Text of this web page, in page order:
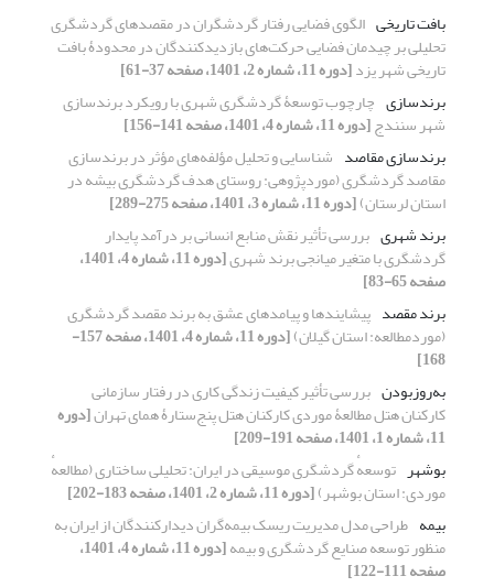
بافت تاریخی الگوی فضایی رفتار گردشگران در مقصدهای گردشگری
تحلیلی بر چیدمان فضایی حرکت‌های بازدیدکنندگان در محدودۀ بافت
تاریخی شهر یزد[دوره 11، شماره 2، 1401، صفحه 37-61]
برندسازی چارچوب توسعۀ گردشگری شهری با رویکرد برندسازی
شهر سنندج[دوره 11، شماره 4، 1401، صفحه 141-156]
برندسازی مقاصد شناسایی و تحلیل مؤلفه‌های مؤثر در برندسازی
مقاصد گردشگری (موردپژوهی: روستای هدف گردشگری بیشه در
استان لرستان)[دوره 11، شماره 3، 1401، صفحه 275-289]
برند شهری بررسی تأثیر نقش منابع انسانی بر درآمد پایدار
گردشگری با متغیر میانجی برند شهری [دوره 11، شماره 4، 1401،
صفحه 65-83]
برند مقصد پیشایندها و پیامدهای عشق به برند مقصد گردشگری
(موردمطالعه: استان گیلان) [دوره 11، شماره 4، 1401، صفحه 157-
168]
به‌روزبودن بررسی تأثیر کیفیت زندگی کاری در رفتار سازمانی
کارکنان هتل مطالعۀ موردی کارکنان هتل پنج‌ستارۀ همای تهران[دوره
11، شماره 1، 1401، صفحه 191-209]
بوشهر توسعهٔ گردشگری موسیقی در ایران: تحلیلی ساختاری (مطالعهٔ
موردی: استان بوشهر)[دوره 11، شماره 2، 1401، صفحه 183-202]
بیمه طراحی مدل مدیریت ریسک بیمه‌گران دیدارکنندگان از ایران به
منظور توسعه صنایع گردشگری و بیمه [دوره 11، شماره 4، 1401،
صفحه 111-122]